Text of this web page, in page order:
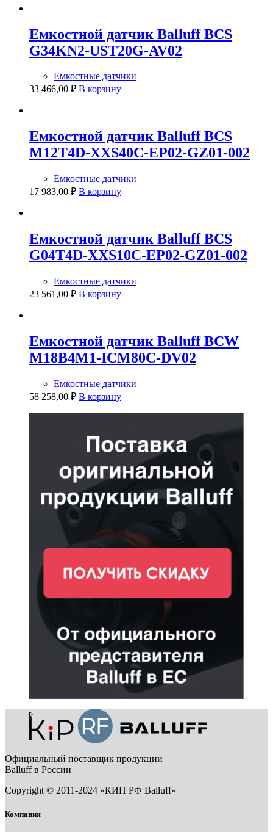
Емкостной датчик Balluff BCS
G34KN2-UST20G-AV02
Емкостные датчики
33 466,00 ₽ В корзину
Емкостной датчик Balluff BCS
M12T4D-XXS40C-EP02-GZ01-002
Емкостные датчики
17 983,00 ₽ В корзину
Емкостной датчик Balluff BCS
G04T4D-XXS10C-EP02-GZ01-002
Емкостные датчики
23 561,00 ₽ В корзину
Емкостной датчик Balluff BCW
M18B4M1-ICM80C-DV02
Емкостные датчики
58 258,00 ₽ В корзину
Официальный поставщик продукции
Balluff в России
Copyright © 2011-2024 «КИП РФ Balluff»
Компания